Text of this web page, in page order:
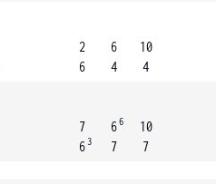
2
6
6
4
10
4
7
6 3
66
7
10
7